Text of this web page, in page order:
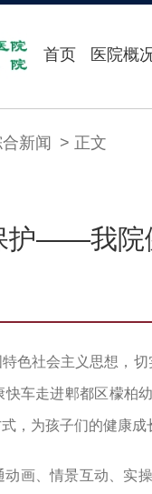
首页
医院概
新闻 正文
护——我院
色社会主义思想，
车走进郫都区檬柏
，为孩子们的健康成
画、情景互动、实